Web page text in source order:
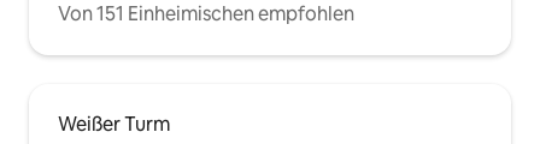
Von 151 Einheimischen empfohlen
Weißer Turm